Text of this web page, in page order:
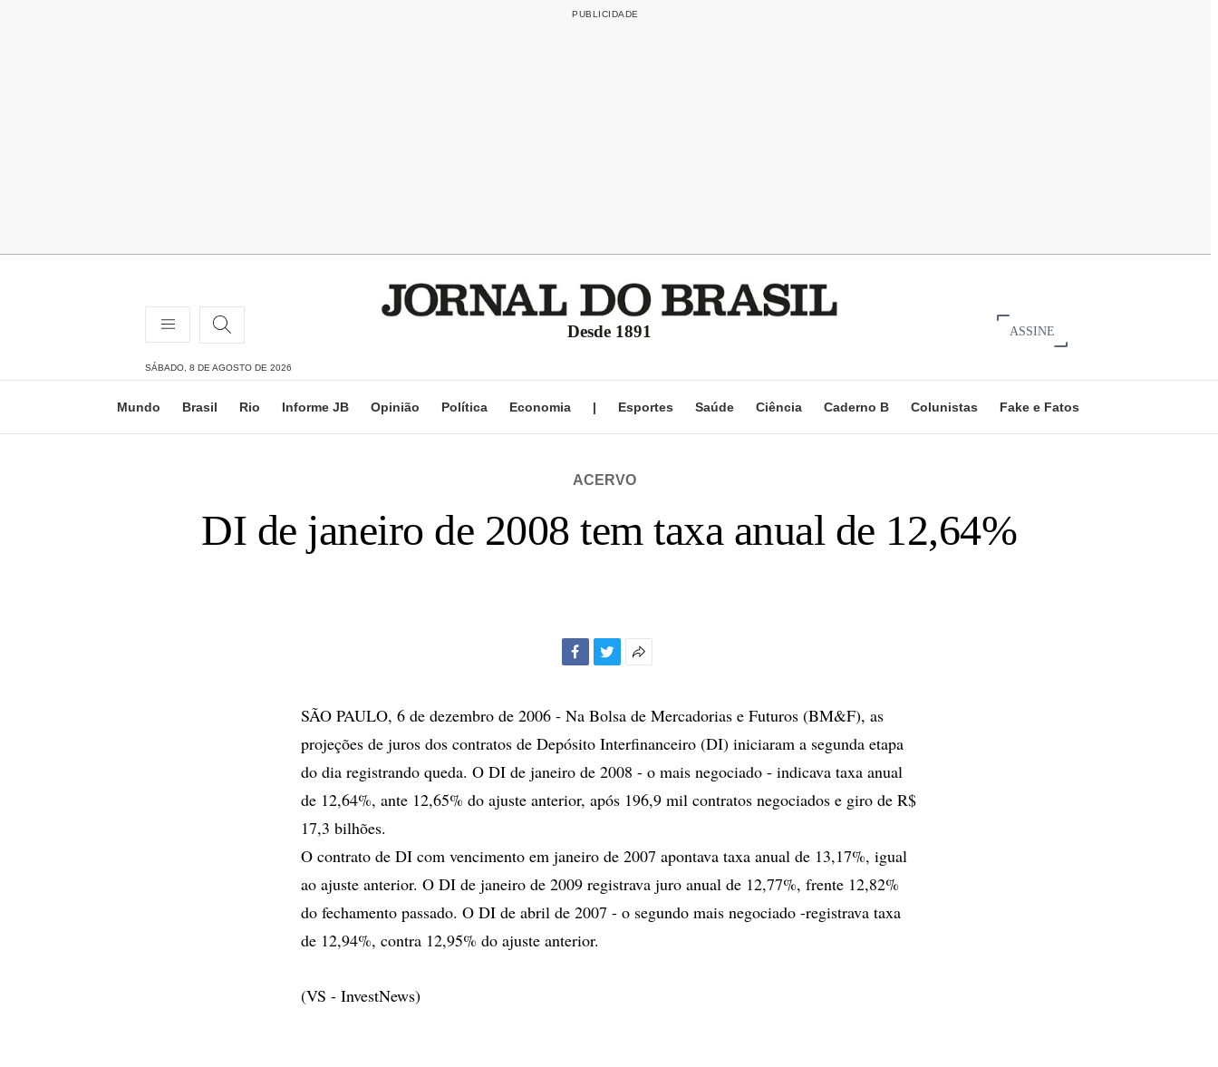
Desde 1891 ASSINE
SÁBADO, 8 DE AGOSTO DE 2026
Mundo Brasil Rio Informe JB Opinião Política Economia | Esportes Saúde Ciência Caderno B Colunistas Fake e Fatos
ACERVO
DI de janeiro de 2008 tem taxa anual de 12,64%
compartilhamento
SÃO PAULO, 6 de dezembro de 2006 - Na Bolsa de Mercadorias e Futuros (BM&F), as
projeções de juros dos contratos de Depósito Interfinanceiro (DI) iniciaram a segunda etapa
do dia registrando queda. O DI de janeiro de 2008 - o mais negociado - indicava taxa anual
de 12,64%, ante 12,65% do ajuste anterior, após 196,9 mil contratos negociados e giro de R$
17,3 bilhões.
O contrato de DI com vencimento em janeiro de 2007 apontava taxa anual de 13,17%, igual
ao ajuste anterior. O DI de janeiro de 2009 registrava juro anual de 12,77%, frente 12,82%
do fechamento passado. O DI de abril de 2007 - o segundo mais negociado -registrava taxa
de 12,94%, contra 12,95% do ajuste anterior.
(VS - InvestNews)